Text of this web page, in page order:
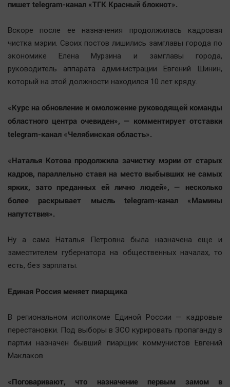
пишет telegram-канал «ТГК Красный блокнот».
Вскоре после ее назначения продолжилась кадровая
чистка мэрии. Своих постов лишились замглавы города по
экономике Елена Мурзина и замглавы города,
руководитель аппарата администрации Евгений Шинин,
который на этой должности находился 10 лет кряду.
«Курс на обновление и омоложение руководящей команды
областного центра очевиден», — комментирует отставки
telegram-канал «Челябинская область».
«Наталья Котова продолжила зачистку мэрии от старых
кадров, параллельно ставя на место выбывших не самых
ярких, зато преданных ей лично людей», — несколько
более раскрывает мысль telegram-канал «Мамины
напутствия».
Ну а сама Наталья Петровна была назначена еще и
заместителем губернатора на общественных началах, то
есть, без зарплаты.
Единая Россия меняет пиарщика
В региональном исполкоме Единой России — кадровые
перестановки. Под выборы в ЗСО курировать пропаганду в
партии назначен бывший пиарщик коммунистов Евгений
Маклаков.
«Поговаривают, что назначение первым замом в